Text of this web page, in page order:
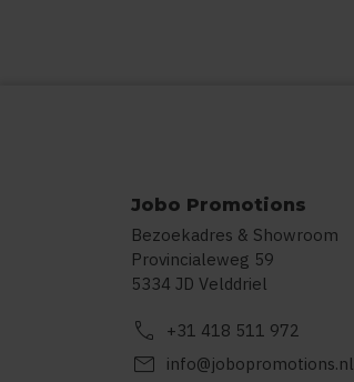
Jobo Promotions
Bezoekadres & Showroom
Provincialeweg 59
5334 JD Velddriel
call +31 418 511 972
mail info@jobopromotions.nl